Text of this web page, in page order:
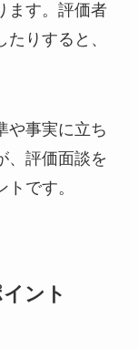
ます。評価者
りすると、
や事実に立ち
、評価面談を
です。
ント